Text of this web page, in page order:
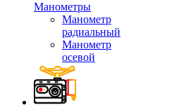
Манометры
Манометр
радиальный
Манометр
осевой